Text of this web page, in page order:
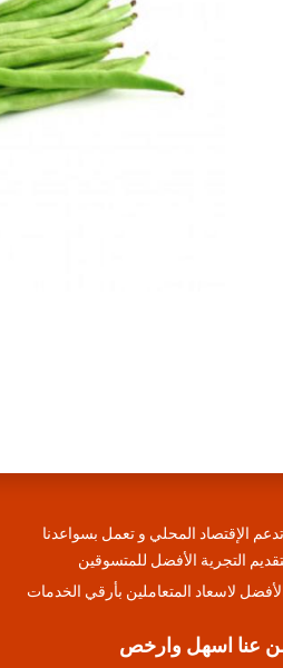
الإقتصاد المحلي و تعمل بسواعدنا
التجرية الأفضل للمتسوقين
لاسعاد المتعاملين بأرقي الخدمات
عنا اسهل وارخص